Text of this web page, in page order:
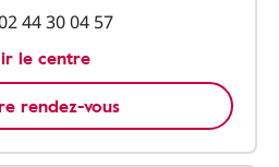
44 30 04 57
le centre
rendez-vous